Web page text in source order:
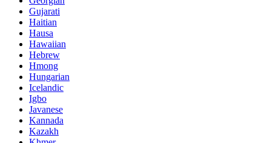
Gujarati
Haitian
Hausa
Hawaiian
Hebrew
Hmong
Hungarian
Icelandic
Igbo
Javanese
Kannada
Kazakh